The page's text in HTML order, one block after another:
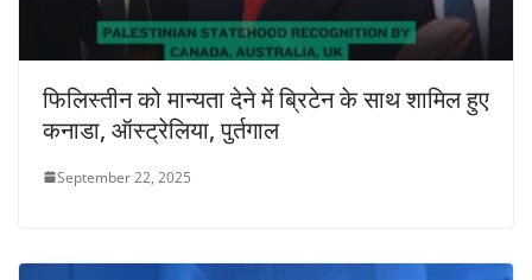
फिलिस्तीन को मान्यता देने में ब्रिटेन के साथ शामिल हुए
कनाडा, ऑस्ट्रेलिया, पुर्तगाल
September 22, 2025